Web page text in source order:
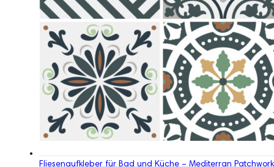
Fliesenaufkleber für Bad und Küche – Mediterran Patchwork